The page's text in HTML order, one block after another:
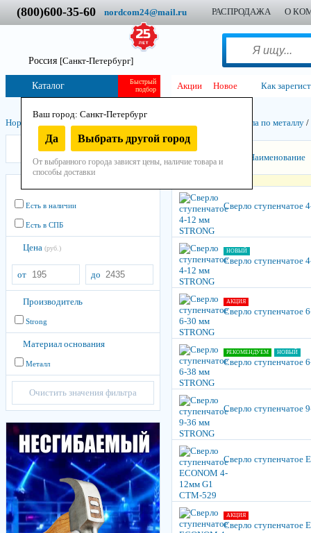
(800)600-35-60 nordcom24@mail.ru РАСПРОДАЖА О
Россия [Санкт-Петербург]
Ваш город: Санкт-Петербург
Да Выбрать другой город
От выбранного города зависят цены, наличие товара и
способы доставки
Быстрый
подбор
Каталог Акции Новое Как
Нордком Инструмент Остнастно-расходный Свёрла по металлу /
Strong
Есть в наличии
Есть в СПБ
Цена (руб.)
от до
Производитель
Strong
Материал основания
Металл
Очистить значения фильтра
Наименование
Сверло ступенчатое
НОВЫЙ
Сверло ступенчатое
АКЦИЯ
Сверло ступенчатое
РЕКОМЕНДУЕМ НОВЫЙ
Сверло ступенчатое
Сверло ступенчатое
Сверло
АКЦИЯ
Сверло